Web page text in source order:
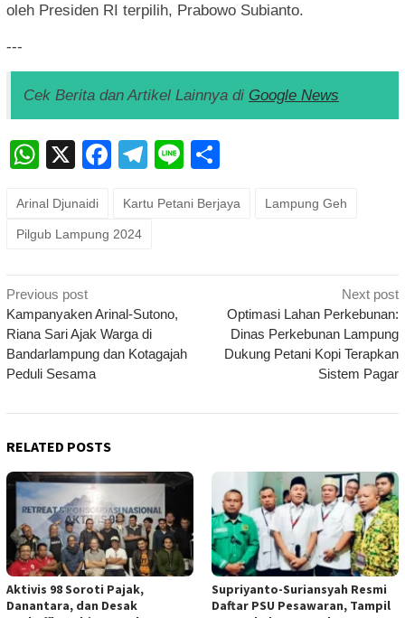
oleh Presiden RI terpilih, Prabowo Subianto.
---
Cek Berita dan Artikel Lainnya di Google News
WhatsApp
X Facebook
Telegram
Line
Arinal Djunaidi Kartu Petani Berjaya Lampung Geh
Pilgub Lampung 2024
Post
navigation
Previous post
Kampanyaken Arinal-Sutono,
Riana Sari Ajak Warga di
Bandarlampung dan Kotagajah
Peduli Sesama
Next post
Optimasi Lahan Perkebunan:
Dinas Perkebunan Lampung
Dukung Petani Kopi Terapkan
Sistem Pagar
RELATED POSTS
Aktivis 98 Soroti Pajak,
Danantara, dan Desak
Supriyanto-Suriansyah Resmi
Daftar PSU Pesawaran, Tampil